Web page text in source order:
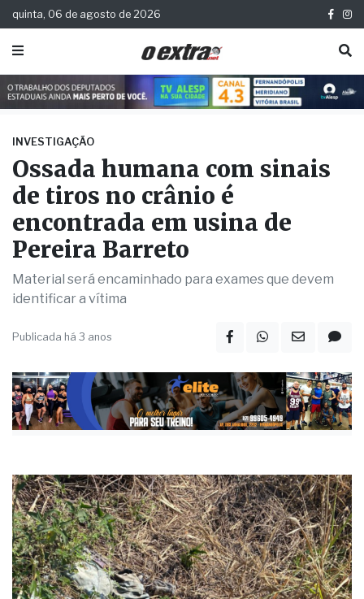
quinta, 06 de agosto de 2026
INVESTIGAÇÃO
Ossada humana com sinais
de tiros no crânio é
encontrada em usina de
Pereira Barreto
Material será encaminhado para exames que devem
identificar a vítima
Publicada há 3 anos